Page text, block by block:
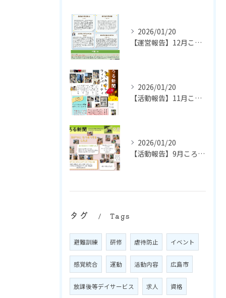
2026/01/20
【運営報告】12月ころる通信
2026/01/20
【活動報告】11月ころる新聞
2026/01/20
【活動報告】9月ころる新聞
タグ Tags
避難訓練 研修 虐待防止 イベント
感覚統合 運動 活動内容 広島市
放課後等デイサービス 求人 資格